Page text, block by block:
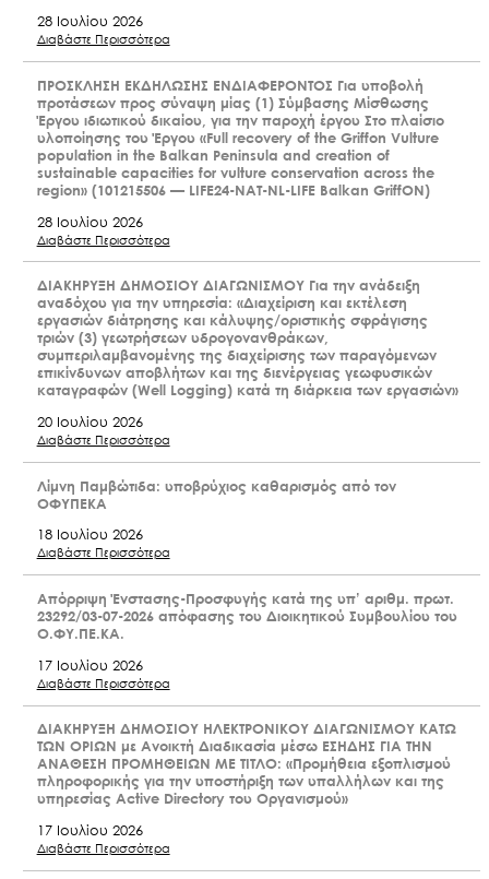
Ακολουθήστε μας
28 Ιουλίου 2026
Διαβάστε Περισσότερα
ΠΡΟΣΚΛΗΣΗ ΕΚΔΗΛΩΣΗΣ ΕΝΔΙΑΦΕΡΟΝΤΟΣ Για υποβολή
προτάσεων προς σύναψη μίας (1) Σύμβασης Μίσθωσης
Έργου ιδιωτικού δικαίου, για την παροχή έργου Στο πλαίσιο
υλοποίησης του Έργου «Full recovery of the Griffon Vulture
population in the Balkan Peninsula and creation of
sustainable capacities for vulture conservation across the
region» (101215506 — LIFE24-NAT-NL-LIFE Balkan GriffON)
28 Ιουλίου 2026
Διαβάστε Περισσότερα
ΔΙΑΚΗΡΥΞΗ ΔΗΜΟΣΙΟΥ ΔΙΑΓΩΝΙΣΜΟΥ Για την ανάδειξη
αναδόχου για την υπηρεσία: «Διαχείριση και εκτέλεση
εργασιών διάτρησης και κάλυψης/οριστικής σφράγισης
τριών (3) γεωτρήσεων υδρογονανθράκων,
συμπεριλαμβανομένης της διαχείρισης των παραγόμενων
επικίνδυνων αποβλήτων και της διενέργειας γεωφυσικών
καταγραφών (Well Logging) κατά τη διάρκεια των εργασιών»
20 Ιουλίου 2026
Διαβάστε Περισσότερα
Λίμνη Παμβώτιδα: υποβρύχιος καθαρισμός από τον
ΟΦΥΠΕΚΑ
18 Ιουλίου 2026
Διαβάστε Περισσότερα
Απόρριψη Ένστασης-Προσφυγής κατά της υπ’ αριθμ. πρωτ.
23292/03-07-2026 απόφασης του Διοικητικού Συμβουλίου του
Ο.ΦΥ.ΠΕ.ΚΑ.
17 Ιουλίου 2026
Διαβάστε Περισσότερα
ΔΙΑΚΗΡΥΞΗ ΔΗΜΟΣΙΟΥ ΗΛΕΚΤΡΟΝΙΚΟΥ ΔΙΑΓΩΝΙΣΜΟΥ ΚΑΤΩ
ΤΩΝ ΟΡΙΩΝ με Ανοικτή Διαδικασία μέσω ΕΣΗΔΗΣ ΓΙΑ ΤΗΝ
ΑΝΑΘΕΣΗ ΠΡΟΜΗΘΕΙΩΝ ΜΕ ΤΙΤΛΟ: «Προμήθεια εξοπλισμού
πληροφορικής για την υποστήριξη των υπαλλήλων και της
υπηρεσίας Active Directory του Οργανισμού»
17 Ιουλίου 2026
Διαβάστε Περισσότερα